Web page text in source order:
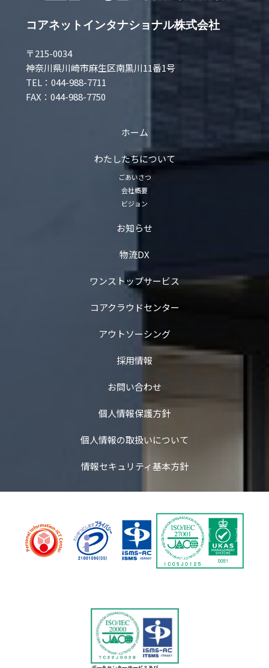
コアネットインタナショナル株式会社
〒215-0034
神奈川県川崎市麻生区南黒川11番1号
TEL：044-988-7711
FAX：044-988-7750
ホーム
わたしたちについて
ごあいさつ
会社概要
ビジョン
お知らせ
物流DX
ワンストップサービス
コアクラウドセンター
アウトソーシング
採用情報
お問い合わせ
個人情報保護方針
個人情報の取扱いについて
情報セキュリティ基本方針